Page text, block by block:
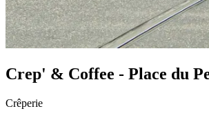
Crep' & Coffee - Place du
Crêperie